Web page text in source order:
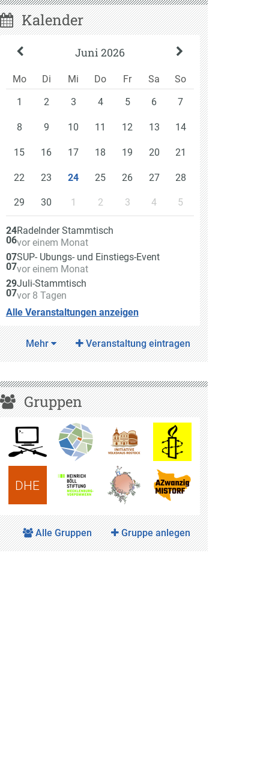
Kalender
Juni 2026
Mo Di Mi Do Fr Sa
So
1
2 3 4 5 6 7
8 9 10 11 12 13 14
15 16 17 18 19 20 21
22 23 24 25 26 27 28
29 30 1 2 3 4 5
Am
24
06
Radelnder Stammtisch
vor einem Monat
Am
07
07
SUP- Übungs- und Einstiegs-Event
vor einem Monat
Am
29
07
Juli-Stammtisch
vor 8 Tagen
Alle Veranstaltungen anzeigen
Mehr Veranstaltung eintragen
Gruppen
DHE
Alle Gruppen Gruppe anlegen